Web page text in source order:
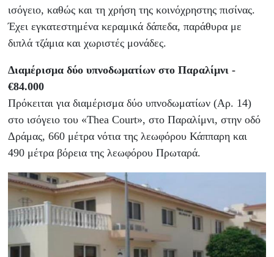
ισόγειο, καθώς και τη χρήση της κοινόχρηστης πισίνας.
Έχει εγκατεστημένα κεραμικά δάπεδα, παράθυρα με
διπλά τζάμια και χωριστές μονάδες.
Διαμέρισμα δύο υπνοδωματίων στο Παραλίμνι -
€84.000
Πρόκειται για διαμέρισμα δύο υπνοδωματίων (Αρ. 14)
στο ισόγειο του «Thea Court», στο Παραλίμνι, στην οδό
Δράμας, 660 μέτρα νότια της λεωφόρου Κάππαρη και
490 μέτρα βόρεια της λεωφόρου Πρωταρά.